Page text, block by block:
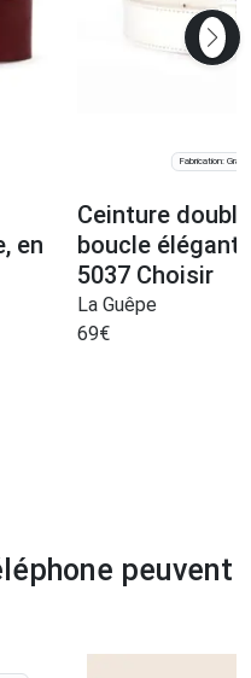
en
Fabrication:
Ceinture
boucle
5037 Choisir
La Guêpe
69€
peuvent